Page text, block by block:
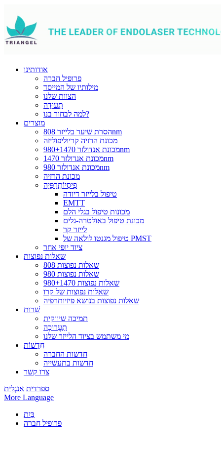
אודותינו
פרופיל חברה
מילותיו של המייסד
הצוות שלנו
תְעוּדָה
למה לבחור בנו?
מוצרים
הסרת שיער בלייזר 808nm
מכונת הרזיה קריוליפוליזה
מכונת אנדולזר 980+1470nm
מכונת אנדולזר 1470nm
מכונת אנדולזר 980nm
מכונת הרזיה
פִיסִיוֹתֶרָפִּיָה
טיפול בלייזר דיודה
EMTT
מכונות טיפול בגלי הלם
מכונת טיפול באולטרה-גלים
לייזר קר
טיפול מגנטו לולאה של PMST
ציוד יופי אחר
שאלות נפוצות
808 שאלות נפוצות
980 שאלות נפוצות
שאלות נפוצות 980+1470
שאלות נפוצות של קרו
שאלות נפוצות בנושא פיזיותרפיה
שֵׁרוּת
תמיכה שיווקית
תַעֲרוּכָה
מי משתמש בציוד הלייזר שלנו
חֲדָשׁוֹת
חדשות החברה
חדשות בתעשייה
צרו קשר
ספרדית אַנגְלִית
More Language
בַּיִת
פרופיל חברה